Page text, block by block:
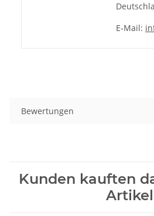
E-Mail:
Bewertungen
Kunden kauften